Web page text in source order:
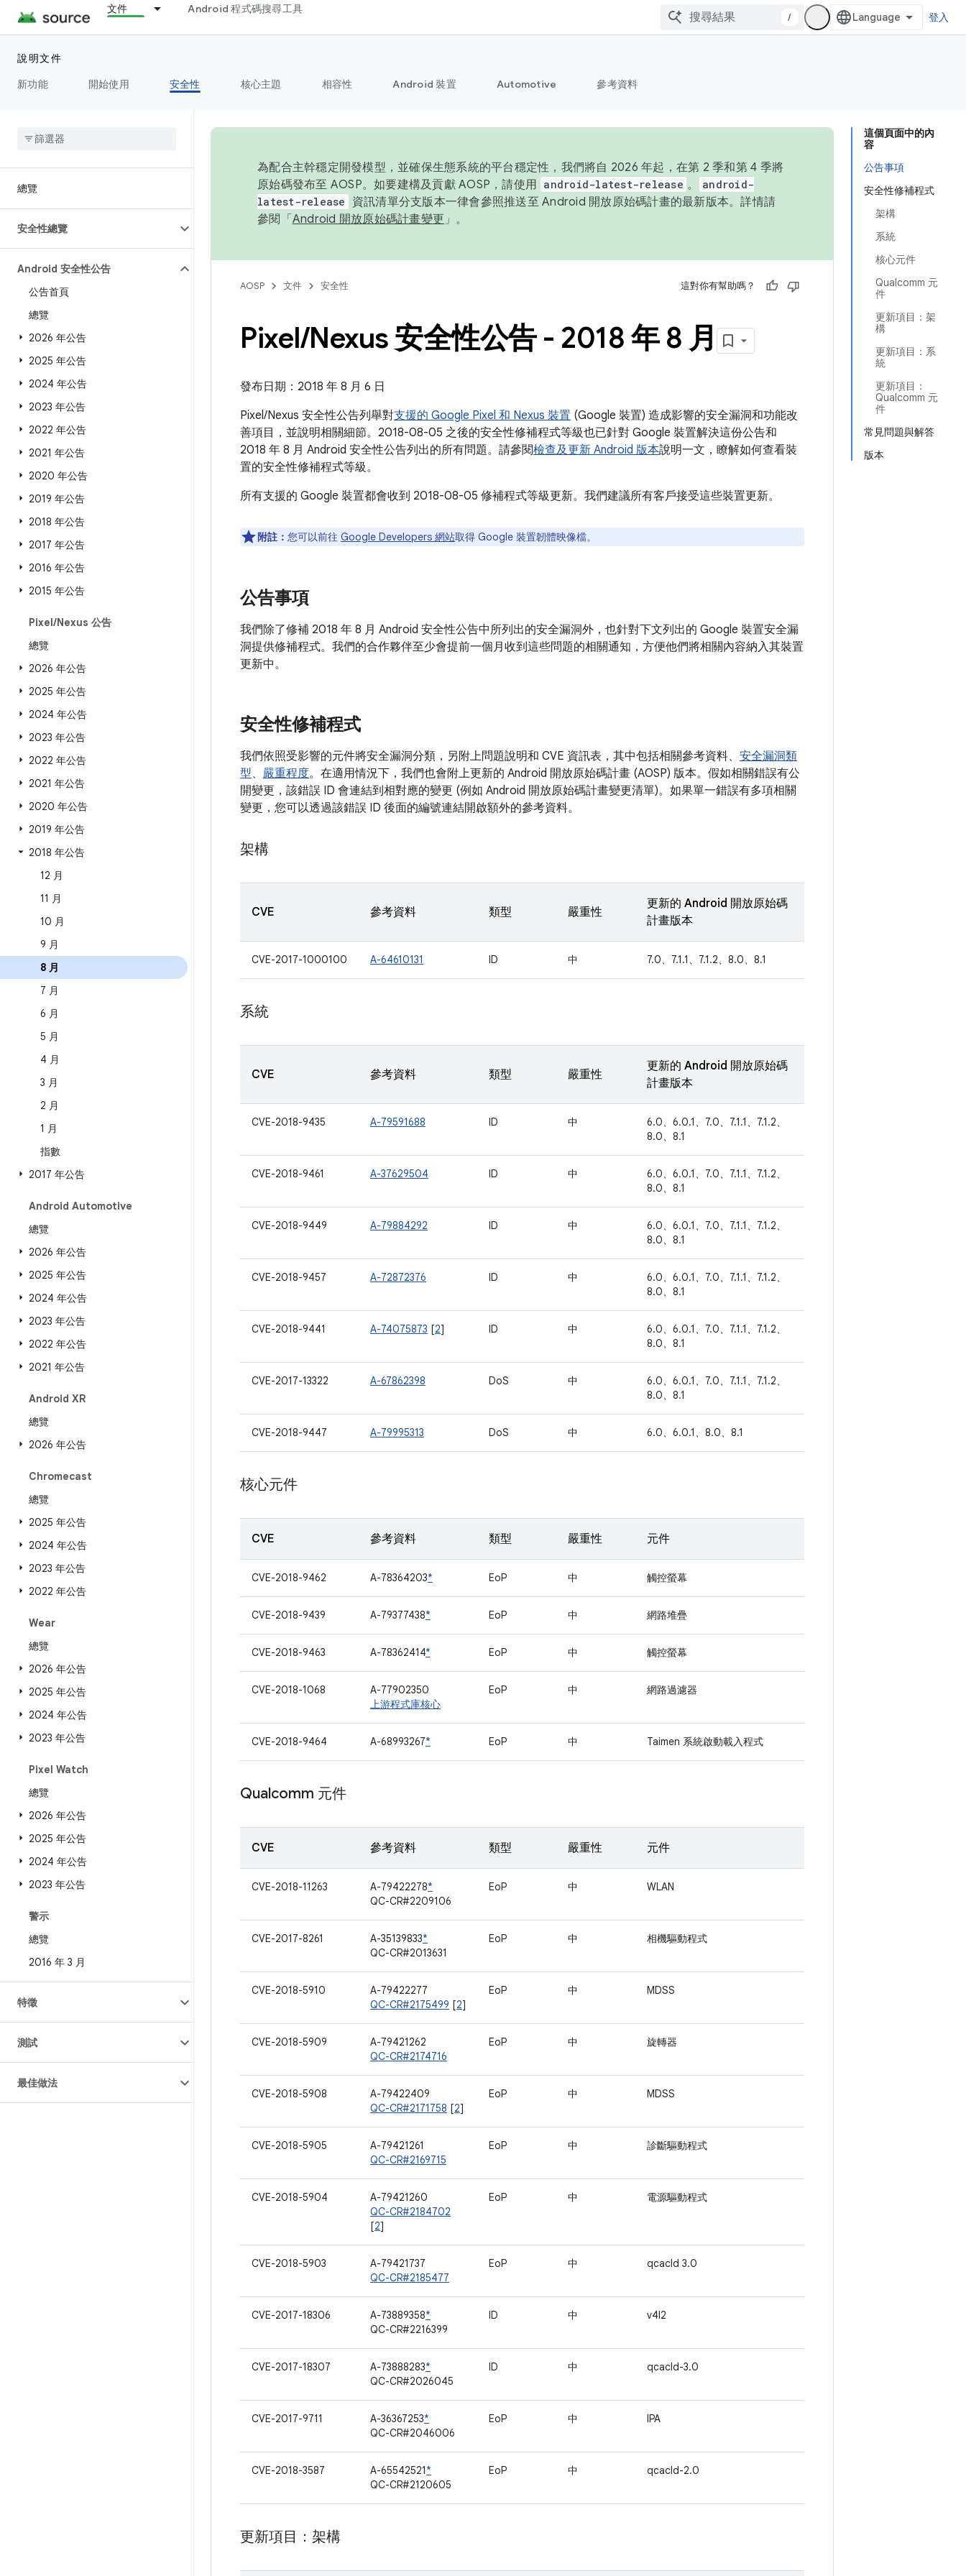
文件 Android 程式碼搜尋工具
/ 登入
說明文件
新功能
開始使用 安全性 核心主題 相容性 Android 裝置 Automotive 參考資料
總覽
安全性總覽
Android 安全性公告
公告首頁
總覽
2026 年公告
2025 年公告
2024 年公告
2023 年公告
2022 年公告
2021 年公告
2020 年公告
2019 年公告
2018 年公告
2017 年公告
2016 年公告
2015 年公告
Pixel/Nexus 公告
總覽
2026 年公告
2025 年公告
2024 年公告
2023 年公告
2022 年公告
2021 年公告
2020 年公告
2019 年公告
2018 年公告
12 月
11 月
10 月
9 月
8 月
7 月
6 月
5 月
4 月
3 月
2 月
1 月
指數
2017 年公告
Android Automotive
總覽
2026 年公告
2025 年公告
2024 年公告
2023 年公告
2022 年公告
2021 年公告
Android XR
總覽
2026 年公告
Chromecast
總覽
2025 年公告
2024 年公告
2023 年公告
2022 年公告
Wear
總覽
2026 年公告
2025 年公告
2024 年公告
2023 年公告
Pixel Watch
總覽
2026 年公告
2025 年公告
2024 年公告
2023 年公告
警示
總覽
2016 年 3 月
特徵
測試
最佳做法
這個頁面中的內
容
公告事項
安全性修補程式
架構
系統
核心元件
Qualcomm 元
件
更新項目：架
構
更新項目：系
統
更新項目：
Qualcomm 元
件
常見問題與解答
版本
為配合主幹穩定開發模型，並確保生態系統的平台穩定性，我們將自 2026 年起，在第 2 季和第 4 季將
原始碼發布至 AOSP。如要建構及貢獻 AOSP，請使用 android-latest-release 。
android-
latest-release
資訊清單分支版本一律會參照推送至 Android 開放原始碼計畫的最新版本。詳情請
參閱「 Android 開放原始碼計畫變更 」。
AOSP 文件 安全性 這對你有幫助嗎？
Pixel/Nexus 安全性公告 - 2018 年 8 月
發布日期：2018 年 8 月 6 日
Pixel/Nexus 安全性公告列舉對支援的 Google Pixel 和 Nexus 裝置 (Google 裝置) 造成影響的安全漏洞和功能改
善項目，並說明相關細節。2018-08-05 之後的安全性修補程式等級也已針對 Google 裝置解決這份公告和
2018 年 8 月 Android 安全性公告列出的所有問題。請參閱檢查及更新 Android 版本說明一文，瞭解如何查看裝
置的安全性修補程式等級。
所有支援的 Google 裝置都會收到 2018-08-05 修補程式等級更新。我們建議所有客戶接受這些裝置更新。
附註： 您可以前往 Google Developers 網站取得 Google 裝置韌體映像檔。
公告事項
我們除了修補 2018 年 8 月 Android 安全性公告中所列出的安全漏洞外，也針對下文列出的 Google 裝置安全漏
洞提供修補程式。我們的合作夥伴至少會提前一個月收到這些問題的相關通知，方便他們將相關內容納入其裝置
更新中。
安全性修補程式
我們依照受影響的元件將安全漏洞分類，另附上問題說明和 CVE 資訊表，其中包括相關參考資料、 安全漏洞類
型、 嚴重程度。在適用情況下，我們也會附上更新的 Android 開放原始碼計畫 (AOSP) 版本。假如相關錯誤有公
開變更，該錯誤 ID 會連結到相對應的變更 (例如 Android 開放原始碼計畫變更清單)。如果單一錯誤有多項相關
變更，您可以透過該錯誤 ID 後面的編號連結開啟額外的參考資料。
架構
CVE 參考資料 類型 嚴重性
更新的 Android 開放原始碼
計畫版本
CVE-2017-1000100 A-64610131 ID 中 7.0、7.1.1、7.1.2、8.0、8.1
系統
CVE 參考資料 類型 嚴重性
更新的 Android 開放原始碼
計畫版本
CVE-2018-9435 A-79591688 ID 中
6.0、6.0.1、7.0、7.1.1、7.1.2、
8.0、8.1
CVE-2018-9461 A-37629504 ID 中
6.0、6.0.1、7.0、7.1.1、7.1.2、
8.0、8.1
CVE-2018-9449 A-79884292 ID 中
6.0、6.0.1、7.0、7.1.1、7.1.2、
8.0、8.1
CVE-2018-9457 A-72872376 ID 中
6.0、6.0.1、7.0、7.1.1、7.1.2、
8.0、8.1
CVE-2018-9441 A-74075873 [2] ID 中
6.0、6.0.1、7.0、7.1.1、7.1.2、
8.0、8.1
CVE-2017-13322 A-67862398 DoS 中
6.0、6.0.1、7.0、7.1.1、7.1.2、
8.0、8.1
CVE-2018-9447 A-79995313 DoS 中 6.0、6.0.1、8.0、8.1
核心元件
CVE 參考資料 類型 嚴重性 元件
CVE-2018-9462 A-78364203* EoP 中 觸控螢幕
CVE-2018-9439 A-79377438* EoP 中 網路堆疊
CVE-2018-9463 A-78362414* EoP 中 觸控螢幕
CVE-2018-1068
A-77902350
上游程式庫核心
EoP 中 網路過濾器
CVE-2018-9464 A-68993267* EoP 中 Taimen 系統啟動載入程式
Qualcomm 元件
CVE 參考資料 類型 嚴重性 元件
CVE-2018-11263 A-79422278*
QC-CR#2209106
EoP 中 WLAN
CVE-2017-8261 A-35139833*
QC-CR#2013631
EoP 中 相機驅動程式
CVE-2018-5910
A-79422277
QC-CR#2175499 [2]
EoP 中 MDSS
CVE-2018-5909
A-79421262
QC-CR#2174716
EoP 中 旋轉器
CVE-2018-5908
A-79422409
QC-CR#2171758 [2]
EoP 中 MDSS
CVE-2018-5905
A-79421261
QC-CR#2169715
EoP 中 診斷驅動程式
CVE-2018-5904
A-79421260
QC-CR#2184702
[2]
EoP 中 電源驅動程式
CVE-2018-5903
A-79421737
QC-CR#2185477
EoP 中 qcacld 3.0
CVE-2017-18306 A-73889358*
QC-CR#2216399
ID 中 v4l2
CVE-2017-18307 A-73888283*
QC-CR#2026045
ID 中 qcacld-3.0
CVE-2017-9711 A-36367253*
QC-CR#2046006
EoP 中 IPA
CVE-2018-3587 A-65542521*
QC-CR#2120605
EoP 中 qcacld-2.0
更新項目：架構